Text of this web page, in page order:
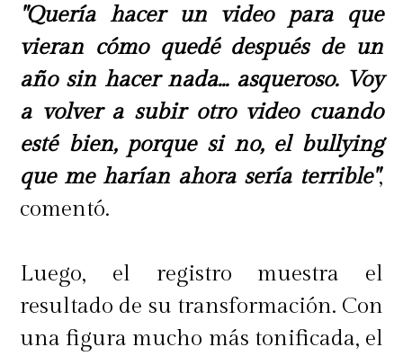
"Quería hacer un video para que
vieran cómo quedé después de un
año sin hacer nada... asqueroso. Voy
a volver a subir otro video cuando
esté bien, porque si no, el bullying
que me harían ahora sería terrible",
comentó.
Luego, el registro muestra el
resultado de su transformación. Con
una figura mucho más tonificada, el